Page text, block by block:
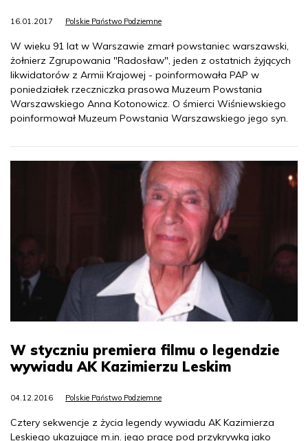
16.01.2017 Polskie Państwo Podziemne
W wieku 91 lat w Warszawie zmarł powstaniec warszawski,
żołnierz Zgrupowania "Radosław", jeden z ostatnich żyjących
likwidatorów z Armii Krajowej - poinformowała PAP w
poniedziałek rzeczniczka prasowa Muzeum Powstania
Warszawskiego Anna Kotonowicz. O śmierci Wiśniewskiego
poinformował Muzeum Powstania Warszawskiego jego syn.
W styczniu premiera filmu o legendzie
wywiadu AK Kazimierzu Leskim
04.12.2016 Polskie Państwo Podziemne
Cztery sekwencje z życia legendy wywiadu AK Kazimierza
Leskiego ukazujące m.in. jego pracę pod przykrywką jako